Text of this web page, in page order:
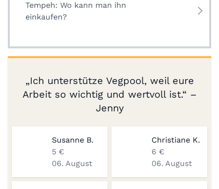
Tempeh: Wo kann man ihn
einkaufen?
„Ich unterstütze Vegpool, weil eure
Arbeit so wichtig und wertvoll ist.“ –
Jenny
Susanne B.
5 €
06. August
Christiane K.
6 €
06. August